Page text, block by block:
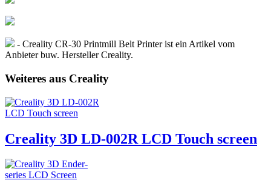
- Creality CR-30 Printmill Belt Printer ist ein Artikel vom
Anbieter buw. Hersteller Creality.
Weiteres aus Creality
Creality 3D LD-002R LCD Touch screen